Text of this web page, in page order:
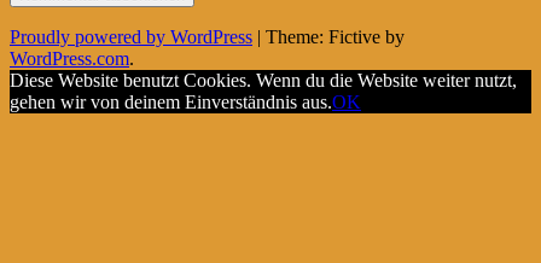
Proudly powered by WordPress | Theme: Fictive by
WordPress.com.
Diese Website benutzt Cookies. Wenn du die Website weiter nutzt,
gehen wir von deinem Einverständnis aus.OK